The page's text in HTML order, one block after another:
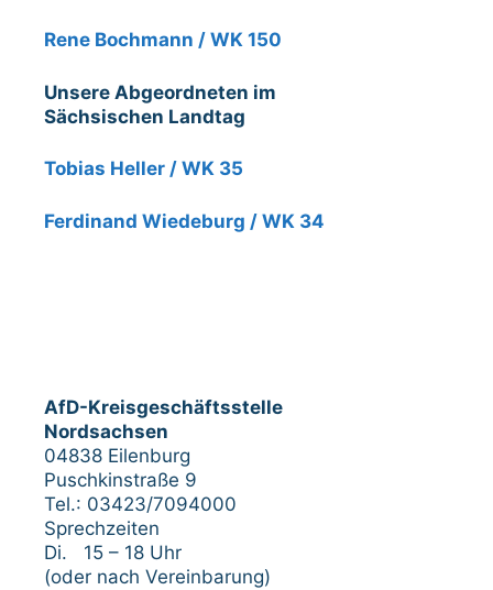
Rene Bochmann / WK 150
Unsere Abgeordneten im
Sächsischen Landtag
Tobias Heller / WK 35
Ferdinand Wiedeburg / WK 34
AfD-Kreisgeschäftsstelle
Nordsachsen
04838 Eilenburg
Puschkinstraße 9
Tel.: 03423/7094000
Sprechzeiten
Di. 15 – 18 Uhr
(oder nach Vereinbarung)